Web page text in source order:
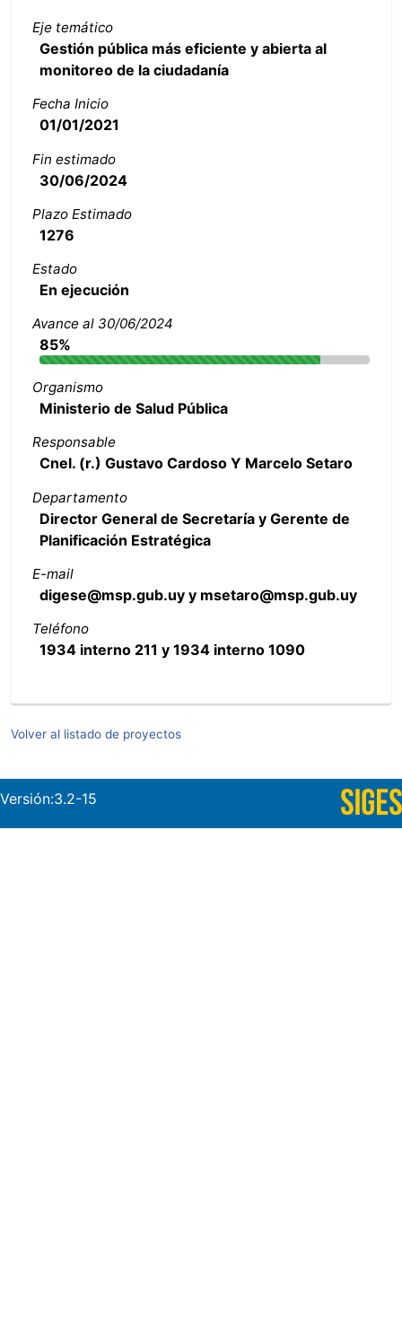
Eje temático
Gestión pública más eficiente y abierta al
monitoreo de la ciudadanía
Fecha Inicio
01/01/2021
Fin estimado
30/06/2024
Plazo Estimado
1276
Estado
En ejecución
Avance al 30/06/2024
85%
Organismo
Ministerio de Salud Pública
Responsable
Cnel. (r.) Gustavo Cardoso Y Marcelo Setaro
Departamento
Director General de Secretaría y Gerente de
Planificación Estratégica
E-mail
digese@msp.gub.uy y msetaro@msp.gub.uy
Teléfono
1934 interno 211 y 1934 interno 1090
Volver al listado de proyectos
Versión:3.2-15